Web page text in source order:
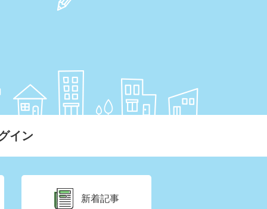
イン
新着記事